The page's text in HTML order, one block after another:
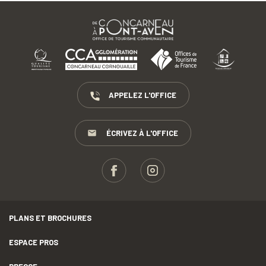
APPELEZ L'OFFICE
ÉCRIVEZ À L'OFFICE
PLANS ET BROCHURES
ESPACE PROS